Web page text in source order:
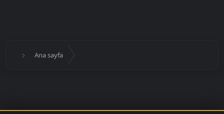
Ana sayfa